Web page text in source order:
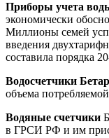
Приборы учета
экономически
Миллионы семей
введения
составила порядка
Водосчетчики Бетар
объема
Водяные счетчики
в ГРСИ РФ и им